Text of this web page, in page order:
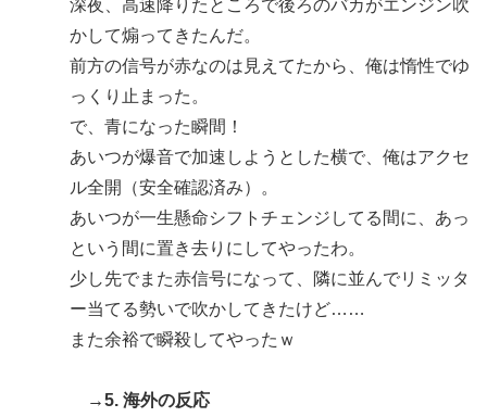
深夜、高速降りたところで後ろのバカがエンジン吹
かして煽ってきたんだ。
前方の信号が赤なのは見えてたから、俺は惰性でゆ
っくり止まった。
で、青になった瞬間！
あいつが爆音で加速しようとした横で、俺はアクセ
ル全開（安全確認済み）。
あいつが一生懸命シフトチェンジしてる間に、あっ
という間に置き去りにしてやったわ。
少し先でまた赤信号になって、隣に並んでリミッタ
ー当てる勢いで吹かしてきたけど……
また余裕で瞬殺してやったｗ
→5. 海外の反応